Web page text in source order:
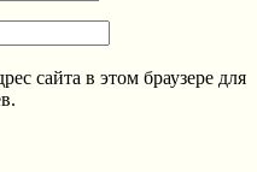
сайта в этом браузере для